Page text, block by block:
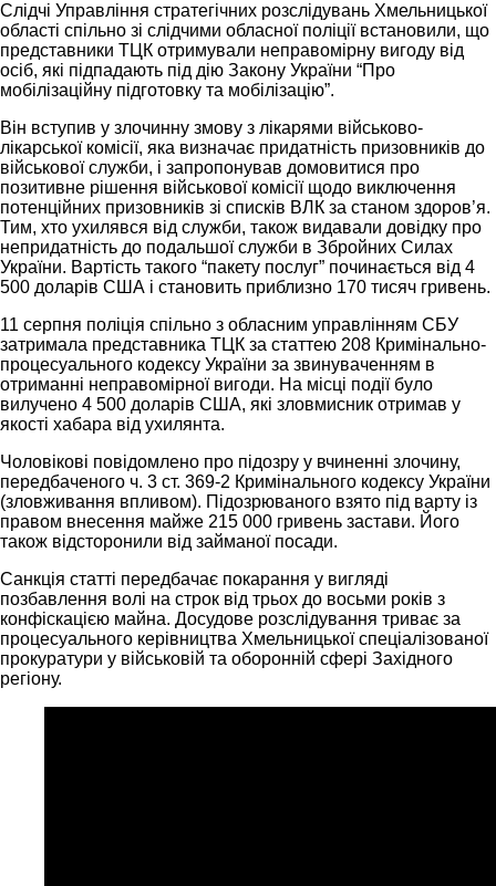
Слідчі Управління стратегічних розслідувань Хмельницької
області спільно зі слідчими обласної поліції встановили, що
представники ТЦК отримували неправомірну вигоду від
осіб, які підпадають під дію Закону України “Про
мобілізаційну підготовку та мобілізацію”.
Він вступив у злочинну змову з лікарями військово-
лікарської комісії, яка визначає придатність призовників до
військової служби, і запропонував домовитися про
позитивне рішення військової комісії щодо виключення
потенційних призовників зі списків ВЛК за станом здоров’я.
Тим, хто ухилявся від служби, також видавали довідку про
непридатність до подальшої служби в Збройних Силах
України. Вартість такого “пакету послуг” починається від 4
500 доларів США і становить приблизно 170 тисяч гривень.
11 серпня поліція спільно з обласним управлінням СБУ
затримала представника ТЦК за статтею 208 Кримінально-
процесуального кодексу України за звинуваченням в
отриманні неправомірної вигоди. На місці події було
вилучено 4 500 доларів США, які зловмисник отримав у
якості хабара від ухилянта.
Чоловікові повідомлено про підозру у вчиненні злочину,
передбаченого ч. 3 ст. 369-2 Кримінального кодексу України
(зловживання впливом). Підозрюваного взято під варту із
правом внесення майже 215 000 гривень застави. Його
також відсторонили від займаної посади.
Санкція статті передбачає покарання у вигляді
позбавлення волі на строк від трьох до восьми років з
конфіскацією майна. Досудове розслідування триває за
процесуального керівництва Хмельницької спеціалізованої
прокуратури у військовій та оборонній сфері Західного
регіону.